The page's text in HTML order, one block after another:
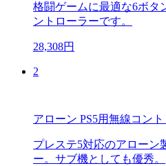
格闘ゲームに最適な6ボタ
ントローラーです。
28,308円
2
アローン PS5用無線コン
プレステ5対応のアローン
ー。サブ機としても優秀。